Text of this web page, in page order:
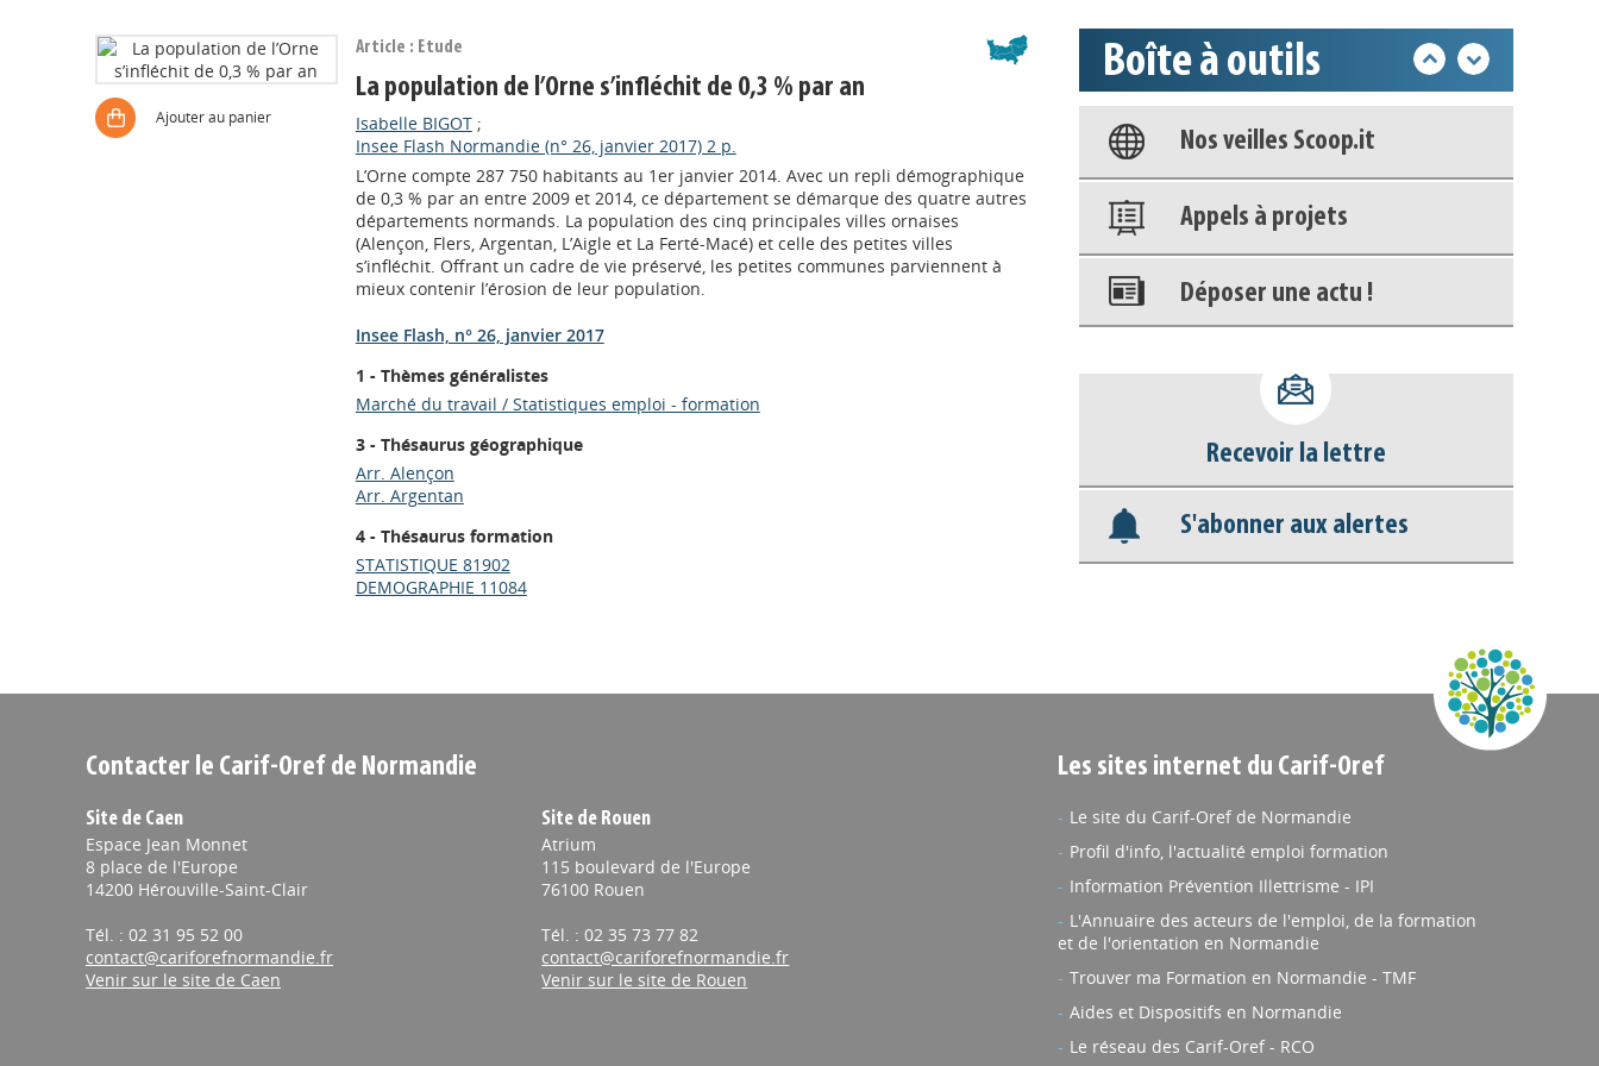
Ajouter au panier
Article : Etude
La population de l’Orne s’infléchit de 0,3 % par an
Isabelle BIGOT;
Insee Flash Normandie (n° 26, janvier 2017) 2 p.
L’Orne compte 287 750 habitants au 1er janvier 2014. Avec un repli démographique
de 0,3 % par an entre 2009 et 2014, ce département se démarque des quatre autres
départements normands. La population des cinq principales villes ornaises
(Alençon, Flers, Argentan, L’Aigle et La Ferté-Macé) et celle des petites villes
s’infléchit. Offrant un cadre de vie préservé, les petites communes parviennent à
mieux contenir l’érosion de leur population.
Insee Flash, n° 26, janvier 2017
1 - Thèmes généralistes
Marché du travail / Statistiques emploi - formation
3 - Thésaurus géographique
Arr. Alençon
Arr. Argentan
4 - Thésaurus formation
STATISTIQUE 81902
DEMOGRAPHIE 11084
Boîte à outils
Base documentaire
Nos veilles Scoop.it
Appels à projets
Déposer une actu !
déconnecter)
Base documentaire
Nos veilles Scoop.it
Recevoir la lettre
S'abonner aux alertes
Contacter le Carif-Oref de Normandie
Site de Caen
Espace Jean Monnet
8 place de l'Europe
14200 Hérouville-Saint-Clair
Tél. : 02 31 95 52 00
contact@cariforefnormandie.fr
Venir sur le site de Caen
Site de Rouen
Atrium
115 boulevard de l'Europe
76100 Rouen
Tél. : 02 35 73 77 82
contact@cariforefnormandie.fr
Venir sur le site de Rouen
Les sites internet du Carif-Oref
Le site du Carif-Oref de Normandie
Profil d'info, l'actualité emploi formation
Information Prévention Illettrisme - IPI
L'Annuaire des acteurs de l'emploi, de la formation
et de l'orientation en Normandie
Trouver ma Formation en Normandie - TMF
Aides et Dispositifs en Normandie
Le réseau des Carif-Oref - RCO